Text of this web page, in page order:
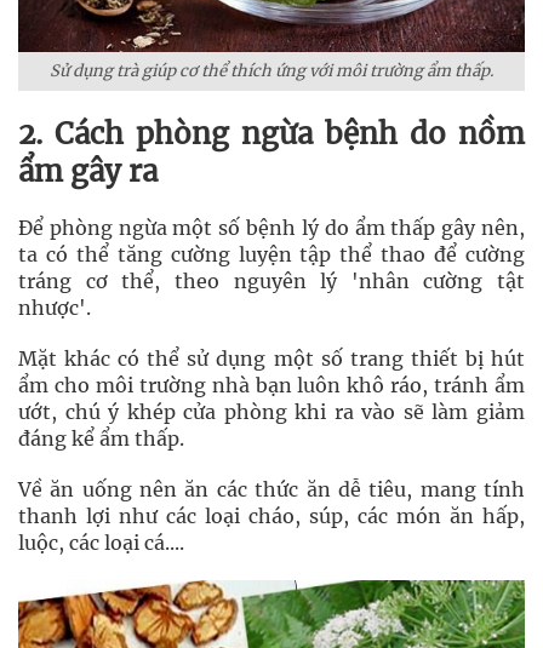
Sử dụng trà giúp cơ thể thích ứng với môi trường ẩm thấp.
2. Cách phòng ngừa bệnh do nồm
ẩm gây ra
Để phòng ngừa một số bệnh lý do ẩm thấp gây nên,
ta có thể tăng cường luyện tập thể thao để cường
tráng cơ thể, theo nguyên lý 'nhân cường tật
nhược'.
Mặt khác có thể sử dụng một số trang thiết bị hút
ẩm cho môi trường nhà bạn luôn khô ráo, tránh ẩm
ướt, chú ý khép cửa phòng khi ra vào sẽ làm giảm
đáng kể ẩm thấp.
Về ăn uống nên ăn các thức ăn dễ tiêu, mang tính
thanh lợi như các loại cháo, súp, các món ăn hấp,
luộc, các loại cá....